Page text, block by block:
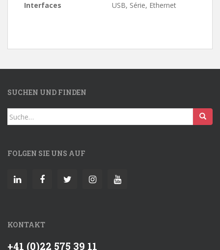
Interfaces USB, Série, Ethernet
SUCHEN UND FINDEN
Search
for:
FOLGEN SIE UNS AUF
KONTAKT
+41 (0)22 575 39 11